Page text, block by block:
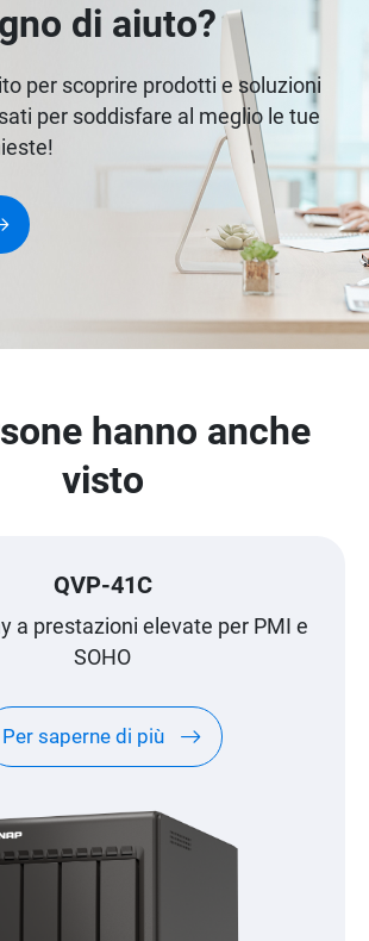
di aiuto?
per scoprire prodotti e soluzioni
per soddisfare al meglio le tue
hanno anche
visto
QVP-41C
a prestazioni elevate per PMI e
SOHO
Per saperne di più